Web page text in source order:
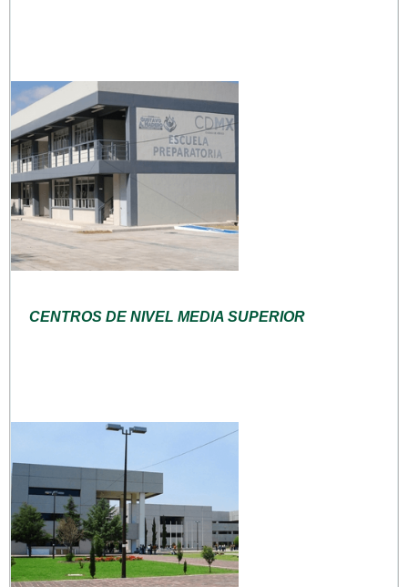
CENTROS DE NIVEL MEDIA SUPERIOR